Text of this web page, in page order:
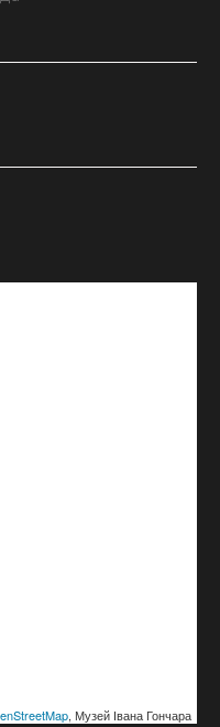
, Музей Івана Гончара